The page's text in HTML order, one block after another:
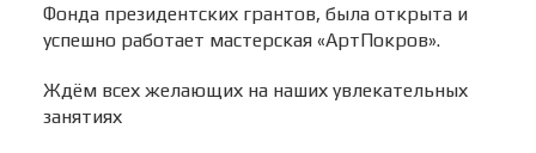
Фонда президентских грантов, была открыта и
успешно работает мастерская «АртПокров».
Ждём всех желающих на наших увлекательных
занятиях